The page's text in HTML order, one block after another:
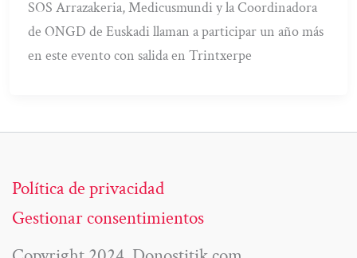
SOS Arrazakeria, Medicusmundi y la Coordinadora
de ONGD de Euskadi llaman a participar un año más
en este evento con salida en Trintxerpe
Política de privacidad
Gestionar consentimientos